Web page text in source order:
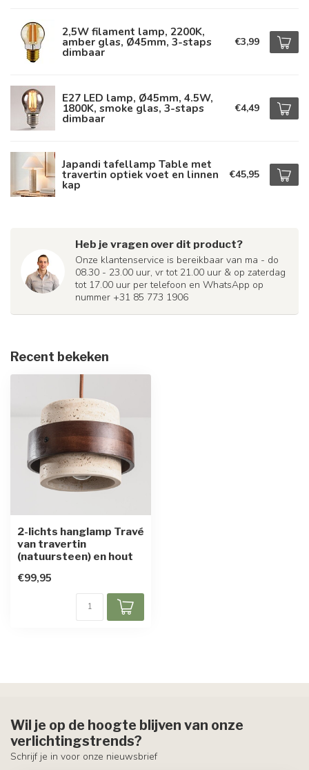
2,5W filament lamp, 2200K,
amber glas, Ø45mm, 3-staps
dimbaar
€3,99
E27 LED lamp, Ø45mm, 4.5W,
1800K, smoke glas, 3-staps
dimbaar
€4,49
Japandi tafellamp Table met
travertin optiek voet en linnen
kap
€45,95
Heb je vragen over dit product?
Onze klantenservice is bereikbaar van ma - do
08.30 - 23.00 uur, vr tot 21.00 uur & op zaterdag
tot 17.00 uur per telefoon en WhatsApp op
nummer +31 85 773 1906
Recent bekeken
2-lichts hanglamp Travé
van travertin
(natuursteen) en hout
€99,95
Wil je op de hoogte blijven van onze
verlichtingstrends?
Schrijf je in voor onze nieuwsbrief